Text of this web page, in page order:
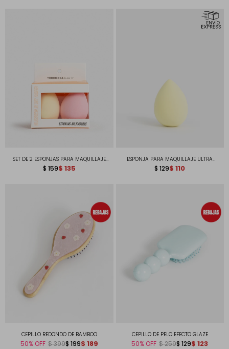
SET DE 2 ESPONJAS PARA MAQUILLAJE
ULTRA SUAVES
$ 159$ 135
ESPONJA PARA MAQUILLAJE ULTRA
SUAVE
$ 129$ 110
CEPILLO REDONDO DE BAMBOO
50 $ 199
$399 $ 189
CEPILLO DE PELO EFECTO GLAZE
50 $ 129
$259 $ 123